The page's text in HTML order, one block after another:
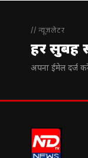
// न्यूज़लेटर
हर सुबह
अपना ईमेल दर्ज